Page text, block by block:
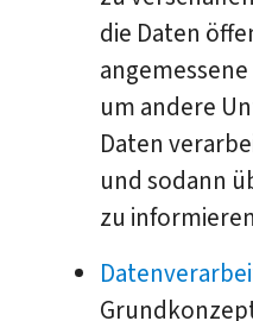
die Daten
um andere
Daten
und sodann
zu